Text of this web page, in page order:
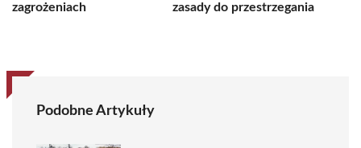
zagrożeniach
zasady do przestrzegania
Podobne Artykuły